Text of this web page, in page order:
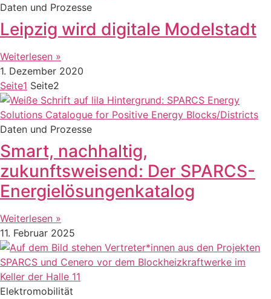
Daten und Prozesse
Leipzig wird digitale Modelstadt
Weiterlesen »
1. Dezember 2020
Seite1 Seite2
Daten und Prozesse
Smart, nachhaltig,
zukunftsweisend: Der SPARCS-
Energielösungenkatalog
Weiterlesen »
11. Februar 2025
Elektromobilität